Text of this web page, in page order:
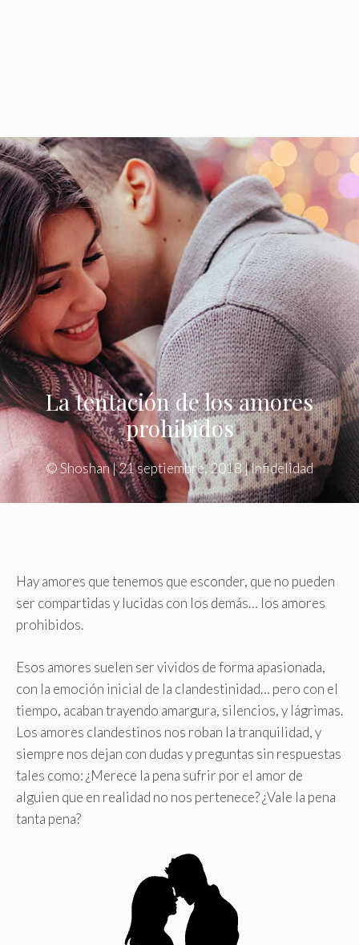
La tentación de los amores
prohibidos
©Shoshan|21 septiembre, 2018|Infidelidad
Hay amores que tenemos que esconder, que no pueden
ser compartidas y lucidas con los demás… los amores
prohibidos.
Esos amores suelen ser vividos de forma apasionada,
con la emoción inicial de la clandestinidad… pero con el
tiempo, acaban trayendo amargura, silencios, y lágrimas.
Los amores clandestinos nos roban la tranquilidad, y
siempre nos dejan con dudas y preguntas sin respuestas
tales como: ¿Merece la pena sufrir por el amor de
alguien que en realidad no nos pertenece? ¿Vale la pena
tanta pena?